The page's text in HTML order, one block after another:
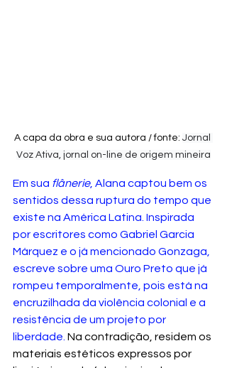
A capa da obra e sua autora / fonte: Jornal
Voz Ativa, jornal on-line de origem mineira
Em sua flânerie, Alana captou bem os
sentidos dessa ruptura do tempo que
existe na América Latina. Inspirada
por escritores como Gabriel Garcia
Márquez e o já mencionado Gonzaga,
escreve sobre uma Ouro Preto que já
rompeu temporalmente, pois está na
encruzilhada da violência colonial e a
resistência de um projeto por
liberdade. Na contradição, residem os
materiais estéticos expressos por